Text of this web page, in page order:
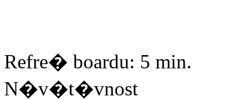
Refre� boardu: 5 min.
N�v�t�vnost